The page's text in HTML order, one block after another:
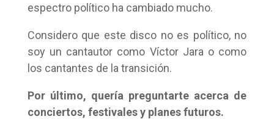
espectro político ha cambiado mucho.
Considero que este disco no es político, no
soy un cantautor como Víctor Jara o como
los cantantes de la transición.
Por último, quería preguntarte acerca de
conciertos, festivales y planes futuros.